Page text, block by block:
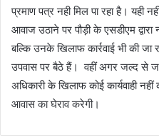
प्रमाण पत्र नही मिल पा रहा है। यही
आवाज उठाने पर पौड़ी के एसडीएम
बल्कि उनके खिलाफ कार्रवाई भी की
उपवास पर बैठे हैं। वहीं अगर जल्द से
अधिकारी के खिलाफ कोई कार्यवाही
आवास का घेराव करेगी।